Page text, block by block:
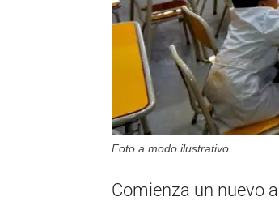
Foto a modo ilustrativo.
Comienza un nuevo